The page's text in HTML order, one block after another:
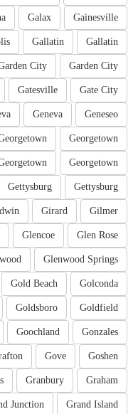
Gainesville
Galax
Gallatin
Gallatin
Garden City
City
Gate City
Gatesville
Geneseo
Geneva
Georgetown
Georgetown
Gettysburg
Gettysburg
Gilmer
Girard
Glen Rose
Glencoe
Glenwood Springs
Golconda
Gold Beach
Goldfield
Goldsboro
Gonzales
Goochland
Goshen
Gove
Graham
Granbury
Grand Island
Junction